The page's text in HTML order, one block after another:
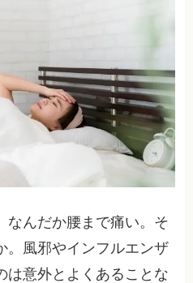
なんだか腰まで痛い。そ
。風邪やインフルエンザ
は意外とよくあることな